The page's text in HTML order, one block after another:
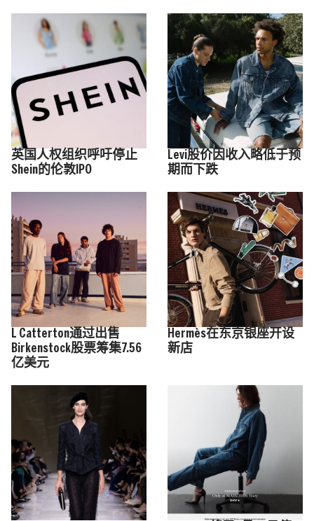
英国人权组织呼吁停止
Shein的伦敦IPO
Levi股价因收入略低于预
期而下跌
L Catterton通过出售
Birkenstock股票筹集7.56
亿美元
Hermès在东京银座开设
新店